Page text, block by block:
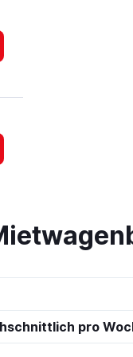
pro